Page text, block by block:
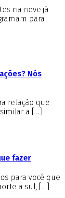
na neve já
para
Nós
relação que
a […]
fazer
para você que
a sul, […]